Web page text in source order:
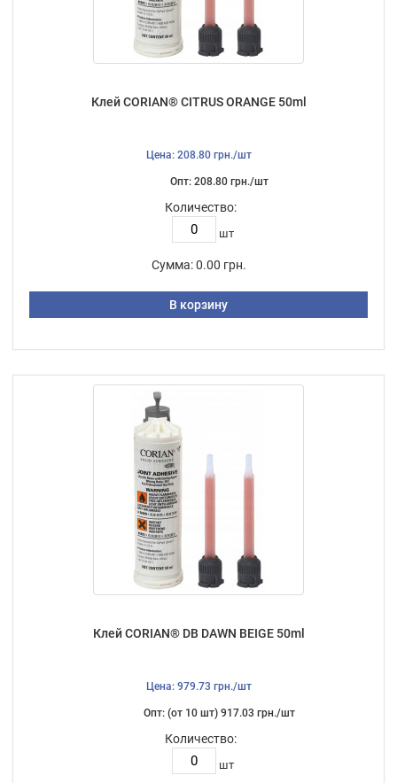
Клей CORIAN® CITRUS ORANGE 50ml
Цена: 208.80 грн./шт
Опт: 208.80 грн./шт
Количество:
шт
Сумма: 0.00 грн.
В корзину
Клей CORIAN® DB DAWN BEIGE 50ml
Цена: 979.73 грн./шт
Опт: (от 10 шт) 917.03 грн./шт
Количество:
шт